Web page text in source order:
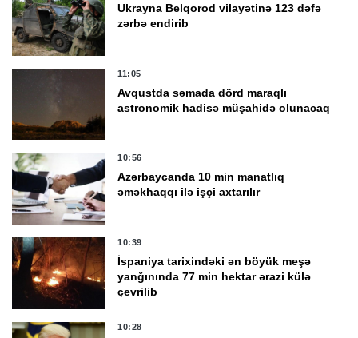
Ukrayna Belqorod vilayətinə 123 dəfə
zərbə endirib
11:05
Avqustda səmada dörd maraqlı
astronomik hadisə müşahidə olunacaq
10:56
Azərbaycanda 10 min manatlıq
əməkhaqqı ilə işçi axtarılır
10:39
İspaniya tarixindəki ən böyük meşə
yanğınında 77 min hektar ərazi külə
çevrilib
10:28